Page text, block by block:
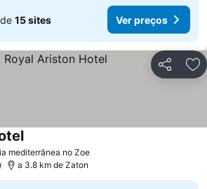
15 sites Ver preços
Partilhar
mediterrânea no ZoeVer preços
Ver preços
a 3.8 km de Zaton